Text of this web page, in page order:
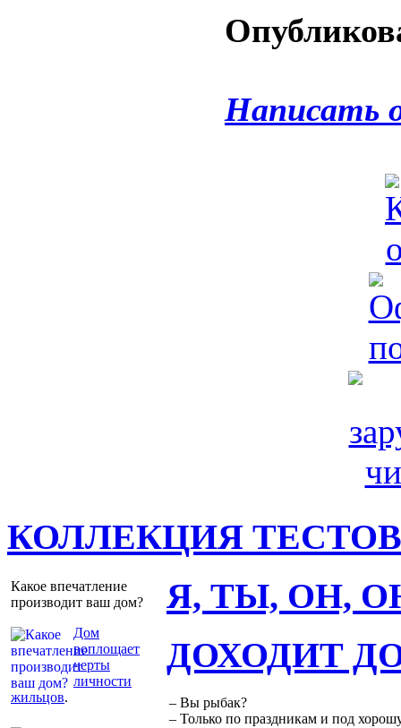
Написать
КОЛЛЕКЦИЯ ТЕСТОВ
Какое впечатление
производит ваш дом?
Дом
воплощает
черты
личности
жильцов.
Я, ТЫ, ОН,
ДОХОДИТ
– Вы рыбак?
– Только по праздникам и под